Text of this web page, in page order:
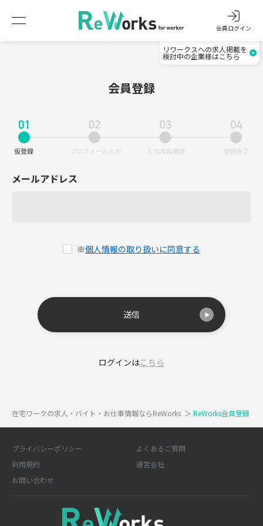
会員ログイン
リワークスへの求人掲載を
検討中の企業様はこちら
会員登録
メールアドレス
※個人情報の取り扱いに同意する
送信
ログインはこちら
在宅ワークの求人・バイト・お仕事情報ならReWorks ＞ ReWorks会員登録
プライバシーポリシー
よくあるご質問
利用規約
運営会社
お問い合わせ